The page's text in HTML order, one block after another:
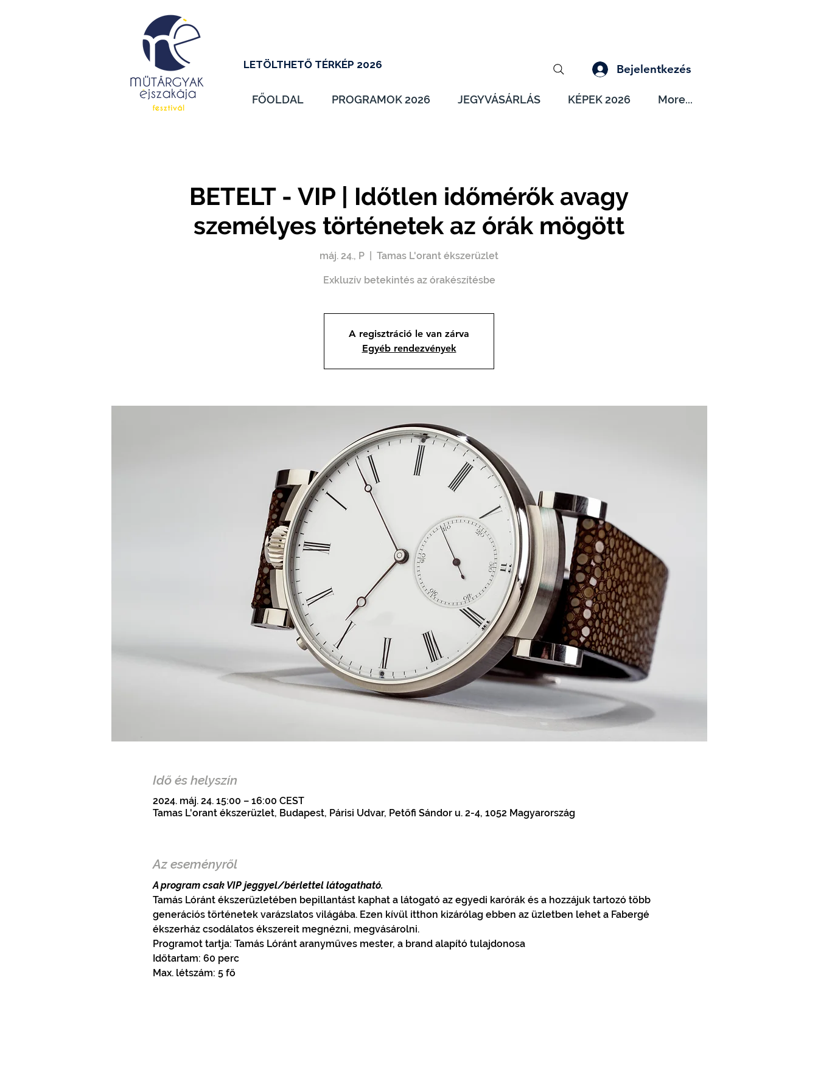
Bejelentkezés
LETÖLTHETŐ TÉRKÉP 2026
FŐOLDAL PROGRAMOK 2026 JEGYVÁSÁRLÁS KÉPEK 2026 More...
BETELT - VIP | Időtlen időmérők avagy
személyes történetek az órák mögött
máj. 24., P Tamas L'orant ékszerüzlet
Exkluzív betekintés az órakészítésbe
A regisztráció le van zárva
Egyéb rendezvények
Idő és helyszín
2024. máj. 24. 15:00 – 16:00 CEST
Tamas L'orant ékszerüzlet, Budapest, Párisi Udvar, Petőfi Sándor u. 2-4, 1052 Magyarország
Az eseményről
A program csak VIP jeggyel/bérlettel látogatható.
Tamás Lóránt ékszerüzletében bepillantást kaphat a látogató az egyedi karórák és a hozzájuk tartozó több
generációs történetek varázslatos világába. Ezen kívül itthon kizárólag ebben az üzletben lehet a Fabergé
ékszerház csodálatos ékszereit megnézni, megvásárolni.
Programot tartja: Tamás Lóránt aranyműves mester, a brand alapító tulajdonosa
Időtartam: 60 perc
Max. létszám: 5 fő